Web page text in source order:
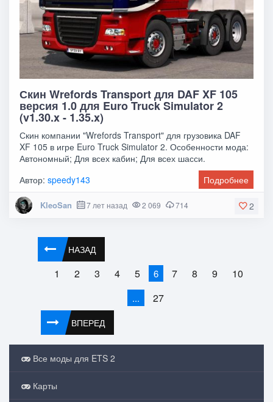
Скин Wrefords Transport для DAF XF 105
версия 1.0 для Euro Truck Simulator 2
(v1.30.x - 1.35.x)
Скин компании "Wrefords Transport" для грузовика DAF
XF 105 в игре Euro Truck Simulator 2. Особенности мода:
Автономный; Для всех кабин; Для всех шасси.
Автор:speedy143 Подробнее
2
KleoSan 7 лет назад 2 069 714
НАЗАД
1 2 3 4 5 6 7 8 9 10
... 27
ВПЕРЕД
Все моды для ETS 2
Карты